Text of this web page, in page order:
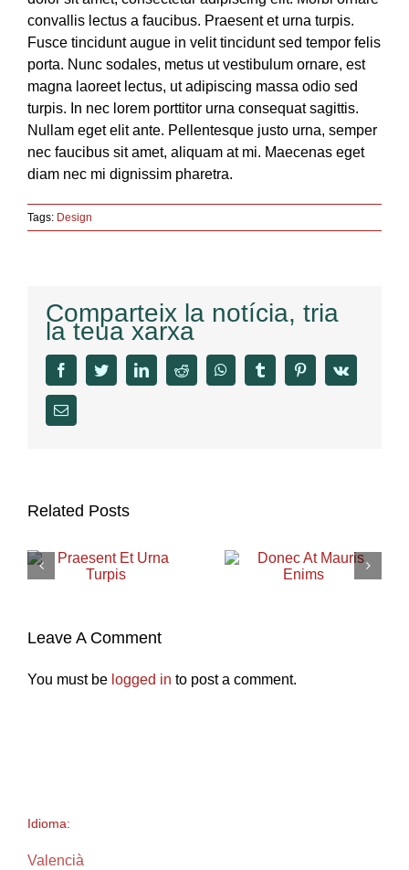
convallis lectus a faucibus. Praesent et urna turpis.
Fusce tincidunt augue in velit tincidunt sed tempor felis
porta. Nunc sodales, metus ut vestibulum ornare, est
magna laoreet lectus, ut adipiscing massa odio sed
turpis. In nec lorem porttitor urna consequat sagittis.
Nullam eget elit ante. Pellentesque justo urna, semper
nec faucibus sit amet, aliquam at mi. Maecenas eget
diam nec mi dignissim pharetra.
Tags: Design
Comparteix la notícia, tria
la teua xarxa
facebooktwitter linkedinreddit whatsapptumblr pinterestvk
Email
Related Posts
Leave A Comment
You must be logged in to post a comment.
Idioma:
Valencià